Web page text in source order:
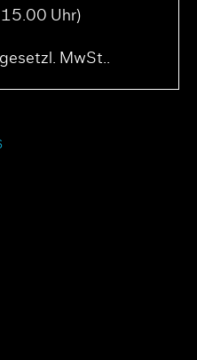
15.00 Uhr)
MwSt..